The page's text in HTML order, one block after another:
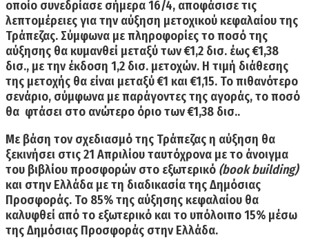
οποίο συνεδρίασε σήμερα 16/4, αποφάσισε τις
λεπτομέρειες για την αύξηση μετοχικού κεφαλαίου της
Τράπεζας. Σύμφωνα με πληροφορίες το ποσό της
αύξησης θα κυμανθεί μεταξύ των €1,2 δισ. έως €1,38
δισ., με την έκδοση 1,2 δισ. μετοχών. Η τιμή διάθεσης
της μετοχής θα είναι μεταξύ €1 και €1,15. Το πιθανότερο
σενάριο, σύμφωνα με παράγοντες της αγοράς, το ποσό
θα φτάσει στο ανώτερο όριο των €1,38 δισ..
Με βάση τον σχεδιασμό της Τράπεζας η αύξηση θα
ξεκινήσει στις21 Απριλίου ταυτόχρονα με το άνοιγμα
του βιβλίου προσφορών στο εξωτερικό (book building)
και στην Ελλάδα με τη διαδικασία της Δημόσιας
Προσφοράς. Το 85% της αύξησης κεφαλαίου θα
καλυφθεί από το εξωτερικό και το υπόλοιπο 15% μέσω
της Δημόσιας Προσφοράς στην Ελλάδα.